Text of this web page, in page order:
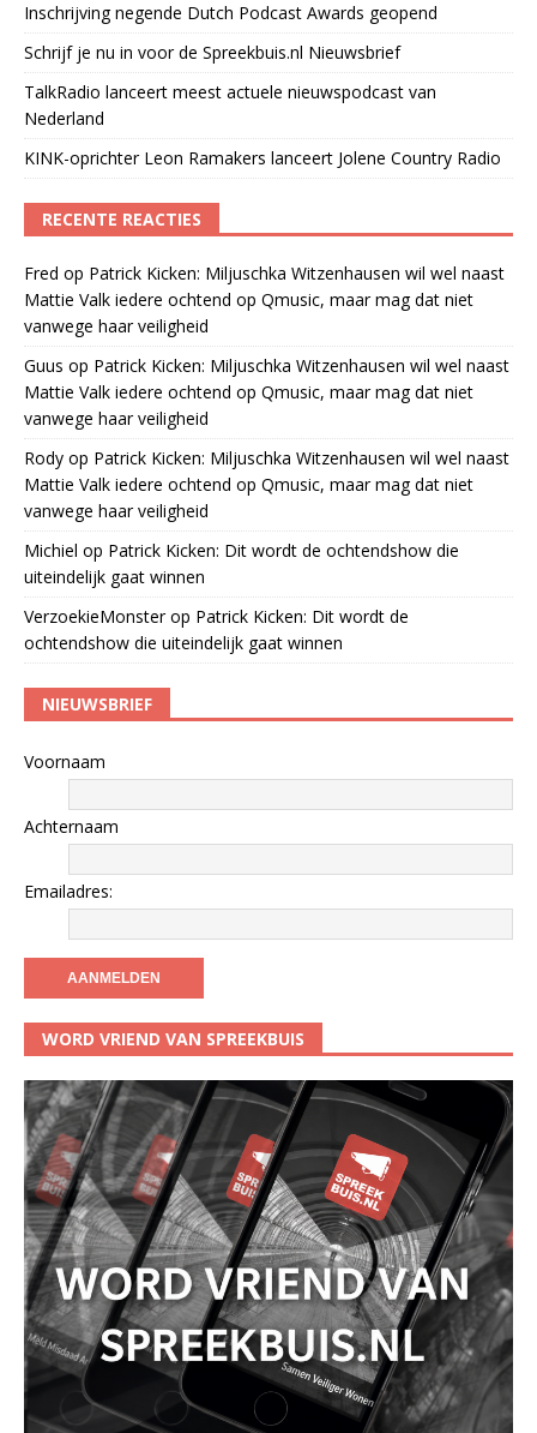
Inschrijving negende Dutch Podcast Awards geopend
Schrijf je nu in voor de Spreekbuis.nl Nieuwsbrief
TalkRadio lanceert meest actuele nieuwspodcast van
Nederland
KINK-oprichter Leon Ramakers lanceert Jolene Country Radio
RECENTE REACTIES
Fred op Patrick Kicken: Miljuschka Witzenhausen wil wel naast
Mattie Valk iedere ochtend op Qmusic, maar mag dat niet
vanwege haar veiligheid
Guus op Patrick Kicken: Miljuschka Witzenhausen wil wel naast
Mattie Valk iedere ochtend op Qmusic, maar mag dat niet
vanwege haar veiligheid
Rody op Patrick Kicken: Miljuschka Witzenhausen wil wel naast
Mattie Valk iedere ochtend op Qmusic, maar mag dat niet
vanwege haar veiligheid
Michiel op Patrick Kicken: Dit wordt de ochtendshow die
uiteindelijk gaat winnen
VerzoekieMonsterop Patrick Kicken: Dit wordt de
ochtendshow die uiteindelijk gaat winnen
NIEUWSBRIEF
Voornaam
Achternaam
Emailadres:
WORD VRIEND VAN SPREEKBUIS